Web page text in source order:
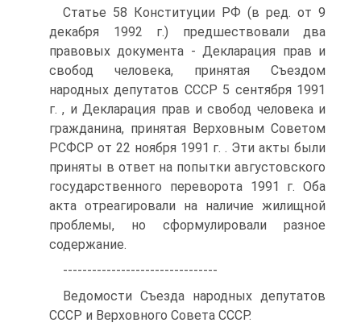
Статье 58 Конституции РФ (в ред. от 9
декабря 1992 г.) предшествовали два
правовых документа - Декларация прав и
свобод человека, принятая Съездом
народных депутатов СССР 5 сентября 1991
г. , и Декларация прав и свобод человека и
гражданина, принятая Верховным Советом
РСФСР от 22 ноября 1991 г. . Эти акты были
приняты в ответ на попытки августовского
государственного переворота 1991 г. Оба
акта отреагировали на наличие жилищной
проблемы, но сформулировали разное
содержание.
--------------------------------
Ведомости Съезда народных депутатов
СССР и Верховного Совета СССР.